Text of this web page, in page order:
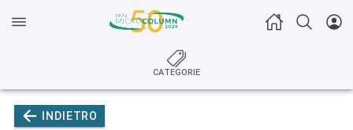
CATEGORIE
INDIETRO